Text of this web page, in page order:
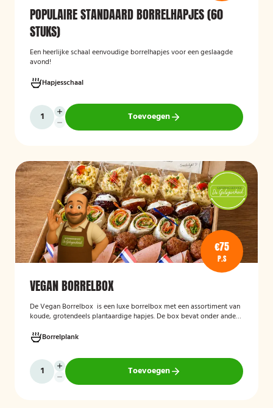
POPULAIRE STANDAARD BORRELHAPJES (60
STUKS)
Een heerlijke schaal eenvoudige borrelhapjes voor een geslaagde
avond!
Hapjesschaal
Toevoegen
€75
P.S
VEGAN BORRELBOX
DeVegan Borrelbox is een luxe borrelbox met een assortiment van
koude, grotendeels plantaardige hapjes. De box bevat onder andere
groenten, crostini’s en andere smaakvolle borrelhapjes die direct
serveerklaar zijn voor een feest, borrel of bijeenkomst.
Borrelplank
Toevoegen